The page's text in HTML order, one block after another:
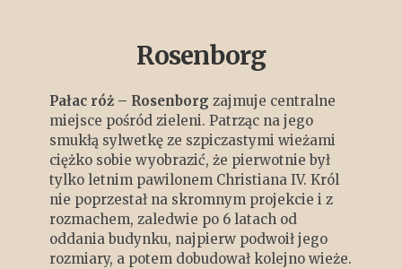
Rosenborg
Pałac róż – Rosenborg zajmuje centralne
miejsce pośród zieleni. Patrząc na jego
smukłą sylwetkę ze szpiczastymi wieżami
ciężko sobie wyobrazić, że pierwotnie był
tylko letnim pawilonem Christiana IV. Król
nie poprzestał na skromnym projekcie i z
rozmachem, zaledwie po 6 latach od
oddania budynku, najpierw podwoił jego
rozmiary, a potem dobudował kolejno wieże.